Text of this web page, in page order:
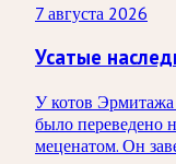
7 августа 2026
Усатые
У котов Эрмитажа
было переведено
меценатом. Он